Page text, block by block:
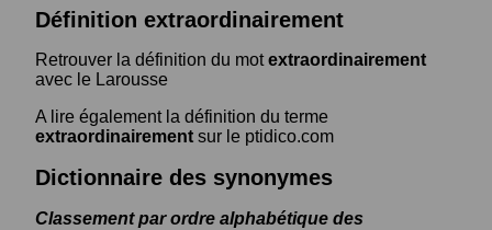
Définition extraordinairement
Retrouver la définition du motextraordinairement
avec le Larousse
A lire également la définition du terme
extraordinairement sur le ptidico.com
Dictionnaire des synonymes
Classement par ordre alphabétique des